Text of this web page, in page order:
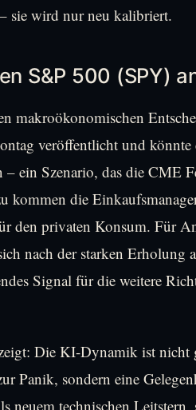
sie wird nur neu kalibriert.
S&P 500 (SPY)
makroökonomischen
veröffentlicht und könnte
ein Szenario, das die CME
kommen die
den privaten Konsum. Für
nach der starken Erholung
Signal für die weitere
Die KI-Dynamik ist nicht
Panik, sondern eine
neuem technischen Leitstern,